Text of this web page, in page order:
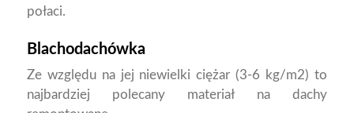
połaci.
Blachodachówka
Ze względu na jej niewielki ciężar (3-6 kg/m2) to
najbardziej polecany materiał na dachy